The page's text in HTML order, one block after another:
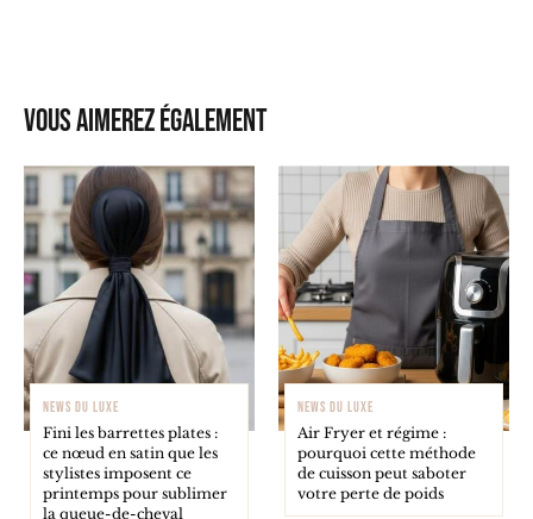
Vous aimerez également
NEWS DU LUXE
Fini les barrettes plates :
ce nœud en satin que les
stylistes imposent ce
printemps pour sublimer
la queue-de-cheval
NEWS DU LUXE
Air Fryer et régime :
pourquoi cette méthode
de cuisson peut saboter
votre perte de poids